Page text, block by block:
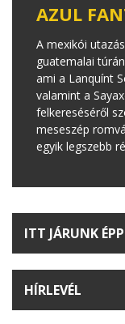
AZUL
A mexikói
guatemalai
ami a Lanquínt
valamint a
felkereséséről
meseszép
egyik legszebb
ITT JÁRUNK ÉPP
HÍRLEVÉL